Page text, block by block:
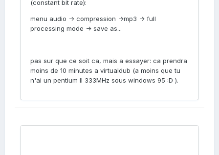
(constant bit rate):
menu audio -> compression ->mp3 -> full
processing mode -> save as...
pas sur que ce soit ca, mais a essayer: ca prendra
moins de 10 minutes a virtualdub (a moins que tu
n'ai un pentium II 333MHz sous windows 95 :D ).